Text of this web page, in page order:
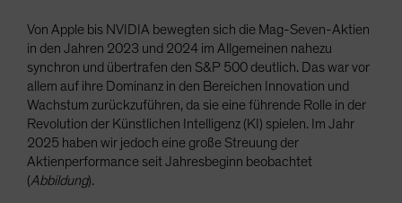
Von Apple bis NVIDIA bewegten sich die Mag-Seven-Aktien
in den Jahren 2023 und 2024 im Allgemeinen nahezu
synchron und übertrafen den S&P 500 deutlich. Das war vor
allem auf ihre Dominanz in den Bereichen Innovation und
Wachstum zurückzuführen, da sie eine führende Rolle in der
Revolution der Künstlichen Intelligenz (KI) spielen. Im Jahr
2025 haben wir jedoch eine große Streuung der
Aktienperformance seit Jahresbeginn beobachtet
(Abbildung).